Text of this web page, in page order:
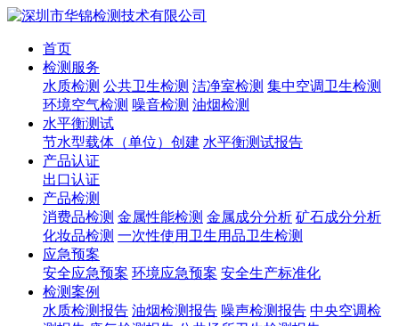
首页
检测服务
水质检测 公共卫生检测 洁净室检测 集中空调卫生检测
环境空气检测 噪音检测 油烟检测
水平衡测试
节水型载体（单位）创建 水平衡测试报告
产品认证
出口认证
产品检测
消费品检测 金属性能检测 金属成分分析 矿石成分分析
化妆品检测 一次性使用卫生用品卫生检测
应急预案
安全应急预案 环境应急预案 安全生产标准化
检测案例
水质检测报告 油烟检测报告 噪声检测报告 中央空调检